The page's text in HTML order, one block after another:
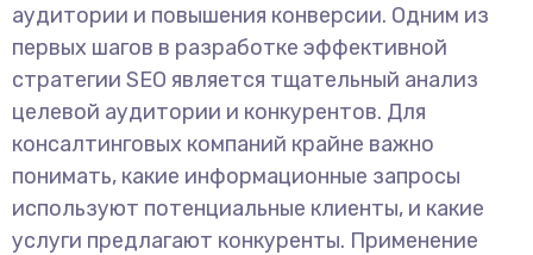
аудитории и повышения конверсии. Одним из
первых шагов в разработке эффективной
стратегии SEO является тщательный анализ
целевой аудитории и конкурентов. Для
консалтинговых компаний крайне важно
понимать, какие информационные запросы
используют потенциальные клиенты, и какие
услуги предлагают конкуренты. Применение